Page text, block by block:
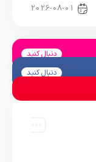
2026-08-01
دنبال کنید
دنبال کنید